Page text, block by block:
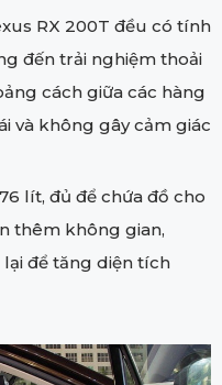
RX 200T đều có tính
đến trải nghiệm thoải
cách giữa các hàng
và không gây cảm giác
lít, đủ để chứa đồ cho
thêm không gian,
để tăng diện tích